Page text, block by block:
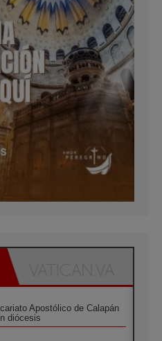
Apostólico de Calapán
diócesis